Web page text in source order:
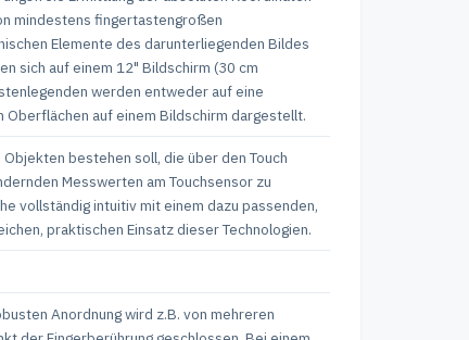
mindestens fingertastengroßen
Elemente des darunterliegenden Bildes
sich auf einem 12" Bildschirm (30 cm
werden entweder auf eine
auf einem Bildschirm dargestellt.
bestehen soll, die über den Touch
Messwerten am Touchsensor zu
vollständig intuitiv mit einem dazu passenden,
praktischen Einsatz dieser Technologien.
Anordnung wird z.B. von mehreren